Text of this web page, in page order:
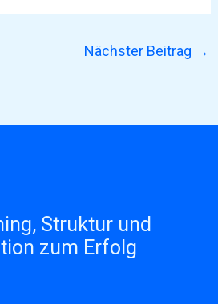
Nächster Beitrag →
Struktur und
zum Erfolg